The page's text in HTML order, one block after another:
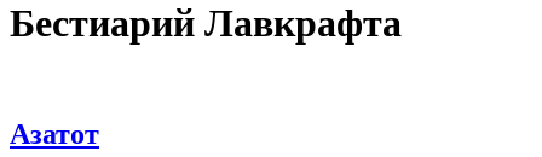
Бестиарий Лавкрафта
Азатот